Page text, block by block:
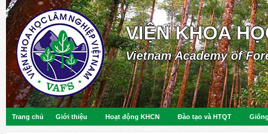
VIỆN KHOA
Vietnam Academy of
Trang chủ Giới thiệu Hoạt động KHCN Đào tạo và HTQT